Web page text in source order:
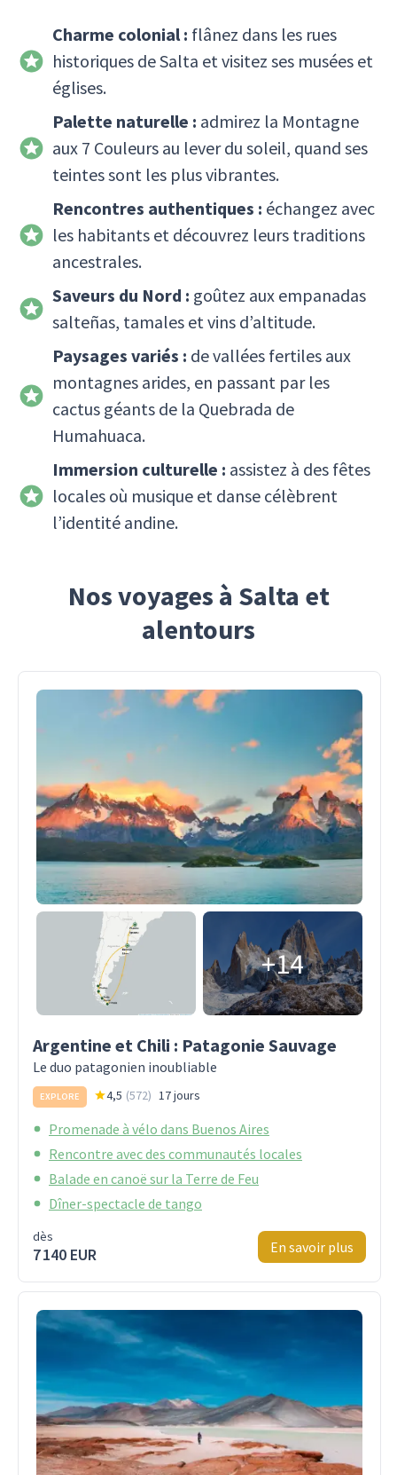
Charme colonial : flânez dans les rues
historiques de Salta et visitez ses musées et
églises.
Palette naturelle : admirez la Montagne
aux 7 Couleurs au lever du soleil, quand ses
teintes sont les plus vibrantes.
Rencontres authentiques : échangez avec
les habitants et découvrez leurs traditions
ancestrales.
Saveurs du Nord : goûtez aux empanadas
salteñas, tamales et vins d’altitude.
Paysages variés : de vallées fertiles aux
montagnes arides, en passant par les
cactus géants de la Quebrada de
Humahuaca.
Immersion culturelle : assistez à des fêtes
locales où musique et danse célèbrent
l’identité andine.
Nos voyages à Salta et
alentours
+14
Argentine et Chili : Patagonie Sauvage
Le duo patagonien inoubliable
EXPLORE 4,5 (572) 17 jours
Promenade à vélo dans Buenos Aires
Rencontre avec des communautés locales
Balade en canoë sur la Terre de Feu
Dîner-spectacle de tango
dès
7 140 EUR En savoir plus